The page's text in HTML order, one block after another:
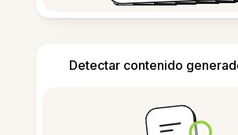
Detectar contenido